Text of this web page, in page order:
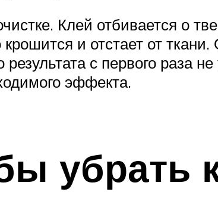
Клей отбивается о
и отстает от
с первого раза
эффекта.
убрать